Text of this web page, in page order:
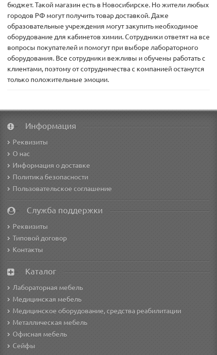
бюджет. Такой магазин есть в Новосибирске. Но жители любых
городов РФ могут получить товар доставкой. Даже
образовательные учреждения могут закупить необходимое
оборудование для кабинетов химии. Сотрудники ответят на все
вопросы покупателей и помогут при выборе лабораторного
оборудования. Все сотрудники вежливы и обучены работать с
клиентами, поэтому от сотрудничества с компанией останутся
только положительные эмоции.
Информация
Реквизиты
О нас
Информация о доставке
Политика безопасности
Пользовательское соглашение
Служба поддержки
Реквизиты
Типовой договор
Контакты
Каталог
Лабораторная мебель
Медицинская мебель
Медицинское оборудование, средства реабилитации
Металлическая мебель
Офисная мебель
Сейфы